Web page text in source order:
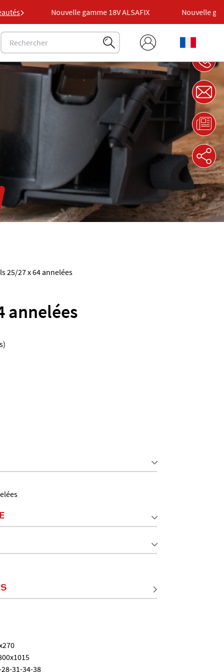
Nouvelle gamme 18V ALSAFIX Nouvelle
25/27 x 64 annelées
annelées
31-34-38